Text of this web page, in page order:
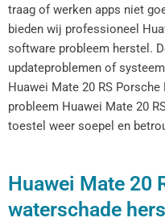
traag of werken apps niet
bieden wij professioneel
software probleem herstel.
updateproblemen of
Huawei Mate 20 RS
probleem Huawei Mate 20
toestel weer soepel en
Huawei Mate 20
waterschade